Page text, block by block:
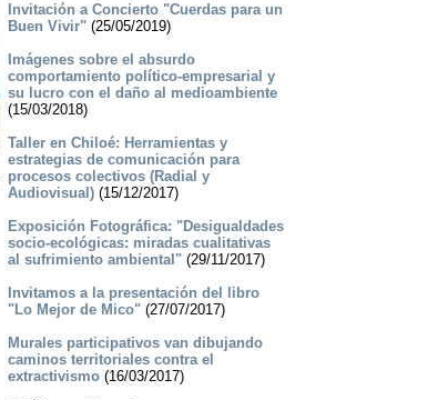
Invitación a Concierto "Cuerdas para un
Buen Vivir"(25/05/2019)
Imágenes sobre el absurdo
comportamiento político-empresarial y
su lucro con el daño al medioambiente
(15/03/2018)
Taller en Chiloé: Herramientas y
estrategias de comunicación para
procesos colectivos (Radial y
Audiovisual)(15/12/2017)
Exposición Fotográfica: "Desigualdades
socio-ecológicas: miradas cualitativas
al sufrimiento ambiental"(29/11/2017)
Invitamos a la presentación del libro
"Lo Mejor de Mico"(27/07/2017)
Murales participativos van dibujando
caminos territoriales contra el
extractivismo(16/03/2017)